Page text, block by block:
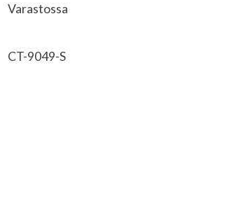
Varastossa
CT-9049-S